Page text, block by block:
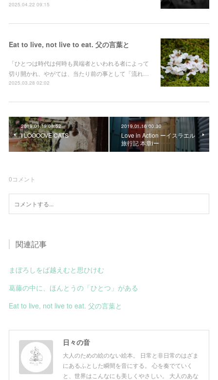
2025.04.22 09:15
Eat to live, not live to eat. 父の言葉と
「ひとつは時代は何時も異端者といわれる者によって
切り開かれ、やがては、当たり前の事として「流れ…
2025.03.28 02:02
2019.01.19 08:52
I LOOOOVE CATS
2019.01.16 00:30
Love in Action ーイスラエル
旅行記 本章ⅰー
0コメント
関連記事
まぼろしをば越えむと思ひけむ
葛藤の中に、ほんとうの「ひとつ」がある
Eat to live, not live to eat. 父の言葉と
日々の音
大人のための絵のない絵本。 日常と非日常のはざま
にあるふとした瞬間を音にする。 心を奏でていく
と、世界はこんなにも美しくやさしい。 大人のあな